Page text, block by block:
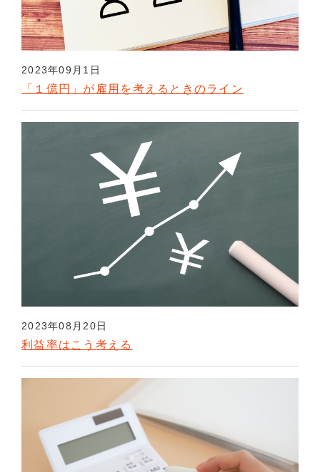
2023年09月1日
「１億円」が雇用を考えるときのライン
2023年08月20日
利益率はこう考える